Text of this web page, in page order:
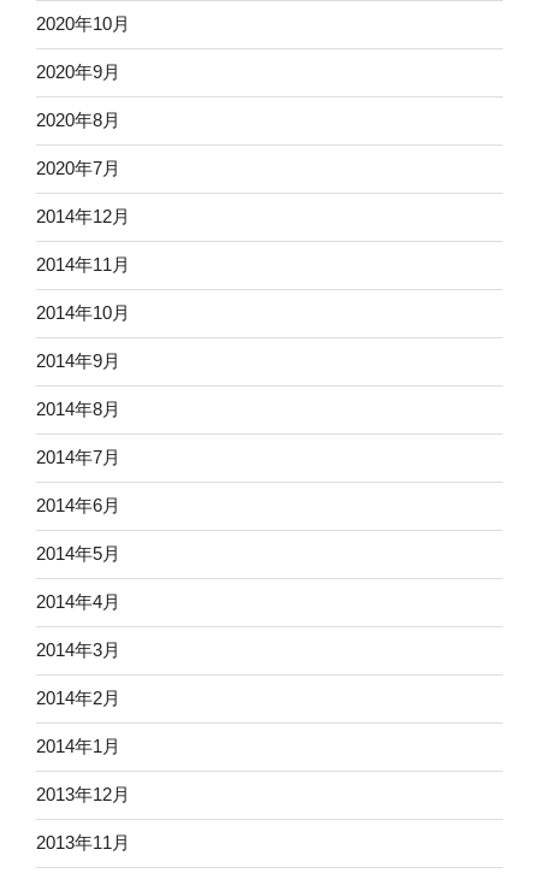
2020年10月
2020年9月
2020年8月
2020年7月
2014年12月
2014年11月
2014年10月
2014年9月
2014年8月
2014年7月
2014年6月
2014年5月
2014年4月
2014年3月
2014年2月
2014年1月
2013年12月
2013年11月